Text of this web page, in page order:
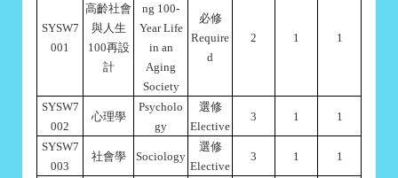
SYSW7
001
高齡社會
與人生
100再設
計
ng 100-
Year Life
in an
Aging
Society
必修
Require
d
2 1 1
SYSW7
002
心理學
Psycholo
gy
選修
Elective
3 1 1
SYSW7
003
社會學 Sociology
選修
Elective
3 1 1